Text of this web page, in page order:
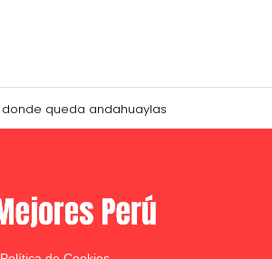
donde queda andahuaylas